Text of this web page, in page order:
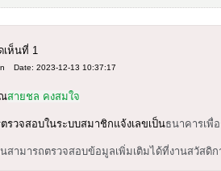
เห็นที่ 1
Date: 2023-12-13 10:37:17
สายชล คงสมใจ
รวจสอบในระบบสมาชิกแจ้งเลขเป็นธนาคารเพื่
สามารถตรวจสอบข้อมูลเพิ่มเติมได้ที่งานสวัสดิก